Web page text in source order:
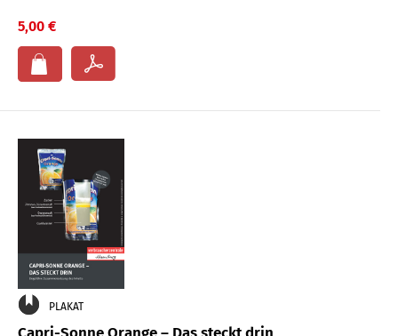
5,00 €
PLAKAT